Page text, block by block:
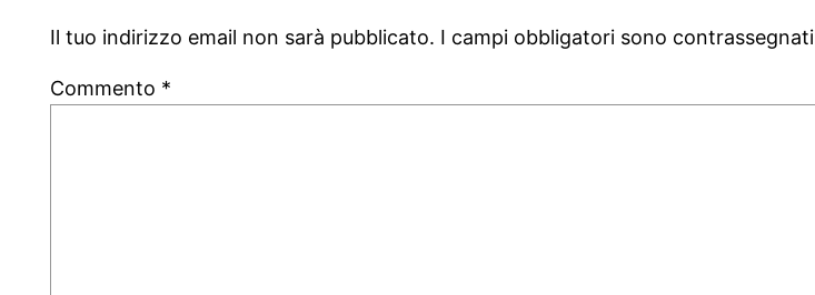
Il tuo indirizzo email non sarà pubblicato. I campi obbligatori sono contrassegnati
Commento *